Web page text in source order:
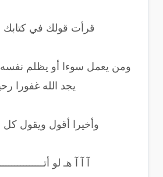
قرأت قولك في كتابك
ومن يعمل سوءا أو يظلم نفسه
يجد الله غفورا
وأخيرا أقول ويقول
آ آ آ هـ لو